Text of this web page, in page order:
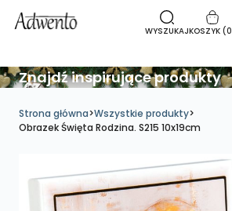
WYSZUKAJKOSZYK (0
Znajdź inspirujące produkty
Strona główna>Wszystkie produkty>
Obrazek Święta Rodzina. S215 10x19cm